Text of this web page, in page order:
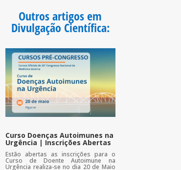
Outros artigos em
Divulgação Científica:
Curso Doenças Autoimunes na
Urgência | Inscrições Abertas
Estão abertas as inscrições para o
Curso de Doente Autoimune na
Urgência realiza-se no dia 20 de Maio